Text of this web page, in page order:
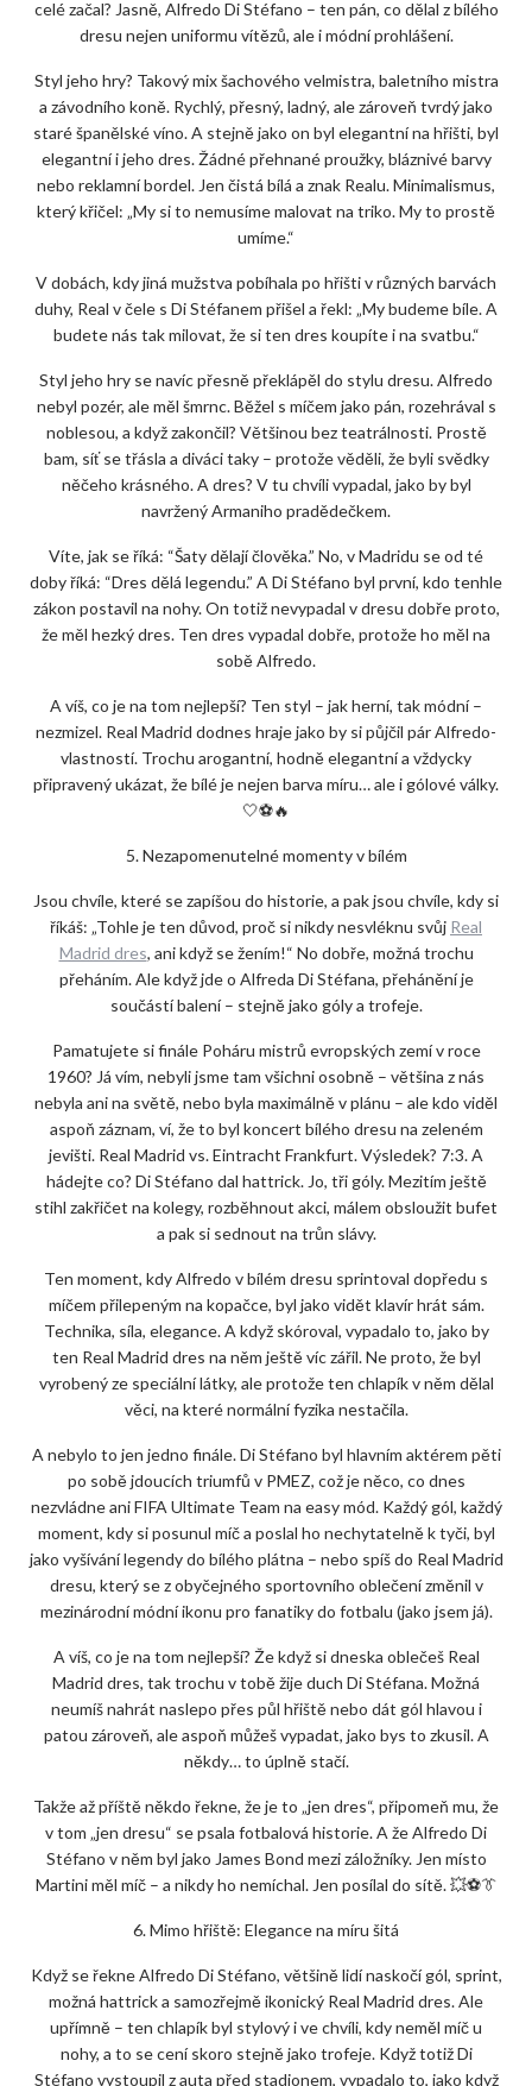
celé začal? Jasně, Alfredo Di Stéfano – ten pán, co dělal z bílého
dresu nejen uniformu vítězů, ale i módní prohlášení.
Styl jeho hry? Takový mix šachového velmistra, baletního mistra
a závodního koně. Rychlý, přesný, ladný, ale zároveň tvrdý jako
staré španělské víno. A stejně jako on byl elegantní na hřišti, byl
elegantní i jeho dres. Žádné přehnané proužky, bláznivé barvy
nebo reklamní bordel. Jen čistá bílá a znak Realu. Minimalismus,
který křičel: „My si to nemusíme malovat na triko. My to prostě
umíme.“
V dobách, kdy jiná mužstva pobíhala po hřišti v různých barvách
duhy, Real v čele s Di Stéfanem přišel a řekl: „My budeme bíle. A
budete nás tak milovat, že si ten dres koupíte i na svatbu.“
Styl jeho hry se navíc přesně překlápěl do stylu dresu. Alfredo
nebyl pozér, ale měl šmrnc. Běžel s míčem jako pán, rozehrával s
noblesou, a když zakončil? Většinou bez teatrálnosti. Prostě
bam, síť se třásla a diváci taky – protože věděli, že byli svědky
něčeho krásného. A dres? V tu chvíli vypadal, jako by byl
navržený Armaniho pradědečkem.
Víte, jak se říká: “Šaty dělají člověka.” No, v Madridu se od té
doby říká: “Dres dělá legendu.” A Di Stéfano byl první, kdo tenhle
zákon postavil na nohy. On totiž nevypadal v dresu dobře proto,
že měl hezký dres. Ten dres vypadal dobře, protože ho měl na
sobě Alfredo.
A víš, co je na tom nejlepší? Ten styl – jak herní, tak módní –
nezmizel. Real Madrid dodnes hraje jako by si půjčil pár Alfredo-
vlastností. Trochu arogantní, hodně elegantní a vždycky
připravený ukázat, že bílé je nejen barva míru… ale i gólové války.
🤍⚽🔥
5. Nezapomenutelné momenty v bílém
Jsou chvíle, které se zapíšou do historie, a pak jsou chvíle, kdy si
říkáš: „Tohle je ten důvod, proč si nikdy nesvléknu svůj Real
Madrid dres, ani když se žením!“ No dobře, možná trochu
přeháním. Ale když jde o Alfreda Di Stéfana, přehánění je
součástí balení – stejně jako góly a trofeje.
Pamatujete si finále Poháru mistrů evropských zemí v roce
1960? Já vím, nebyli jsme tam všichni osobně – většina z nás
nebyla ani na světě, nebo byla maximálně v plánu – ale kdo viděl
aspoň záznam, ví, že to byl koncert bílého dresu na zeleném
jevišti. Real Madrid vs. Eintracht Frankfurt. Výsledek? 7:3. A
hádejte co? Di Stéfano dal hattrick. Jo, tři góly. Mezitím ještě
stihl zakřičet na kolegy, rozběhnout akci, málem obsloužit bufet
a pak si sednout na trůn slávy.
Ten moment, kdy Alfredo v bílém dresu sprintoval dopředu s
míčem přilepeným na kopačce, byl jako vidět klavír hrát sám.
Technika, síla, elegance. A když skóroval, vypadalo to, jako by
ten Real Madrid dres na něm ještě víc zářil. Ne proto, že byl
vyrobený ze speciální látky, ale protože ten chlapík v něm dělal
věci, na které normální fyzika nestačila.
A nebylo to jen jedno finále. Di Stéfano byl hlavním aktérem pěti
po sobě jdoucích triumfů v PMEZ, což je něco, co dnes
nezvládne ani FIFA Ultimate Team na easy mód. Každý gól, každý
moment, kdy si posunul míč a poslal ho nechytatelně k tyči, byl
jako vyšívání legendy do bílého plátna – nebo spíš do Real Madrid
dresu, který se z obyčejného sportovního oblečení změnil v
mezinárodní módní ikonu pro fanatiky do fotbalu (jako jsem já).
A víš, co je na tom nejlepší? Že když si dneska oblečeš Real
Madrid dres, tak trochu v tobě žije duch Di Stéfana. Možná
neumíš nahrát naslepo přes půl hřiště nebo dát gól hlavou i
patou zároveň, ale aspoň můžeš vypadat, jako bys to zkusil. A
někdy… to úplně stačí.
Takže až příště někdo řekne, že je to „jen dres“, připomeň mu, že
v tom „jen dresu“ se psala fotbalová historie. A že Alfredo Di
Stéfano v něm byl jako James Bond mezi záložníky. Jen místo
Martini měl míč – a nikdy ho nemíchal. Jen posílal do sítě. 💥⚽👔
6. Mimo hřiště: Elegance na míru šitá
Když se řekne Alfredo Di Stéfano, většině lidí naskočí gól, sprint,
možná hattrick a samozřejmě ikonický Real Madrid dres. Ale
upřímně – ten chlapík byl stylový i ve chvíli, kdy neměl míč u
nohy, a to se cení skoro stejně jako trofeje. Když totiž Di
Stéfano vystoupil z auta před stadionem, vypadalo to, jako když